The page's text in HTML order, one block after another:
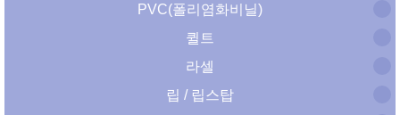
PVC(폴리염화비닐)
퀼트
라셀
립 / 립스탑